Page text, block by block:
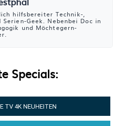
hilfsbereiter Technik-,
Serien-Geek. Nebenbei Doc in
und Möchtegern-
Specials:
TV 4K NEUHEITEN